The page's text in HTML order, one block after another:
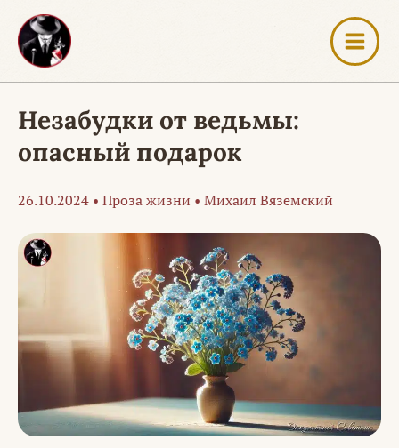
Перейти
содержимому
Незабудки от ведьмы:
опасный подарок
26.10.2024 • Проза жизни • Михаил Вяземский